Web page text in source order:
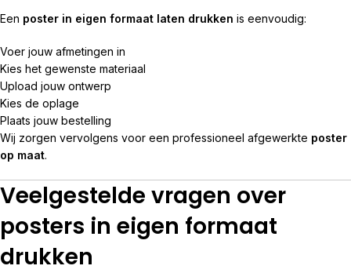
Een poster in eigen formaat laten drukken is eenvoudig:
Voer jouw afmetingen in
Kies het gewenste materiaal
Upload jouw ontwerp
Kies de oplage
Plaats jouw bestelling
Wij zorgen vervolgens voor een professioneel afgewerkte poster
op maat.
Veelgestelde vragen over
posters in eigen formaat
drukken